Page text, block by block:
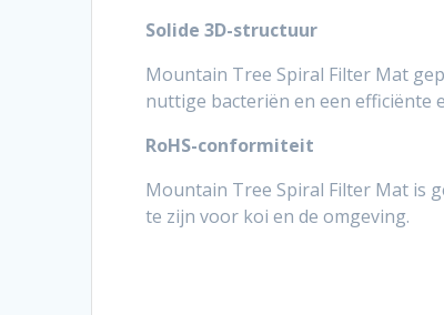
Solide 3D-structuur
Mountain Tree Spiral Filter Mat
nuttige bacteriën en een efficiënte
RoHS-conformiteit
Mountain Tree Spiral Filter Mat is
te zijn voor koi en de omgeving.